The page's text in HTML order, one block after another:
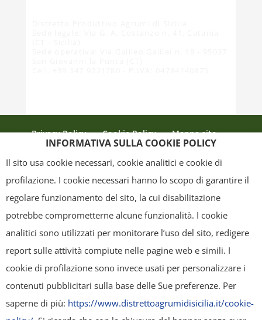
Privacy Policy Cookie Policy
Mappa sito
grafica ed il layout) sono di proprietà del "Distretto Produttivo Agrumi di
Sicilia" e tutelati dal diritto d’autore. È pertanto vietato copiarli,
pubblicarli, riscriverli, commercializzarli, distribuirli, anche soltanto in
parte. Tutti i documenti presenti su questo sito, disponibili gratuitamente
per il download, sono da intendere esclusivamente per uso personale.
Possono essere ridistribuiti, sempre gratuitamente e senza alcun fine
INFORMATIVA SULLA COOKIE POLICY
Il sito usa cookie necessari, cookie analitici e cookie di
profilazione. I cookie necessari hanno lo scopo di garantire il
regolare funzionamento del sito, la cui disabilitazione
potrebbe comprometterne alcune funzionalità. I cookie
analitici sono utilizzati per monitorare l’uso del sito, redigere
report sulle attività compiute nelle pagine web e simili. I
cookie di profilazione sono invece usati per personalizzare i
contenuti pubblicitari sulla base delle Sue preferenze. Per
saperne di più: https://www.distrettoagrumidisicilia.it/cookie-